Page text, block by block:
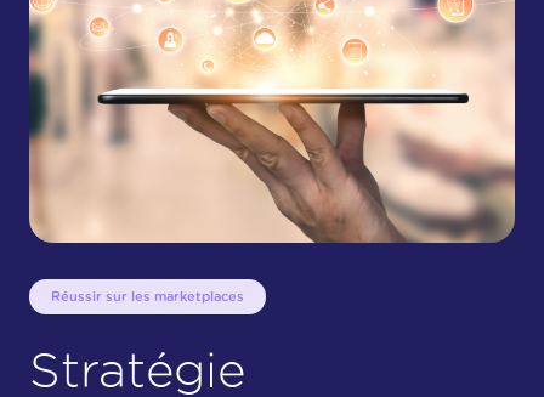
Réussir sur les marketplaces
Stratégie